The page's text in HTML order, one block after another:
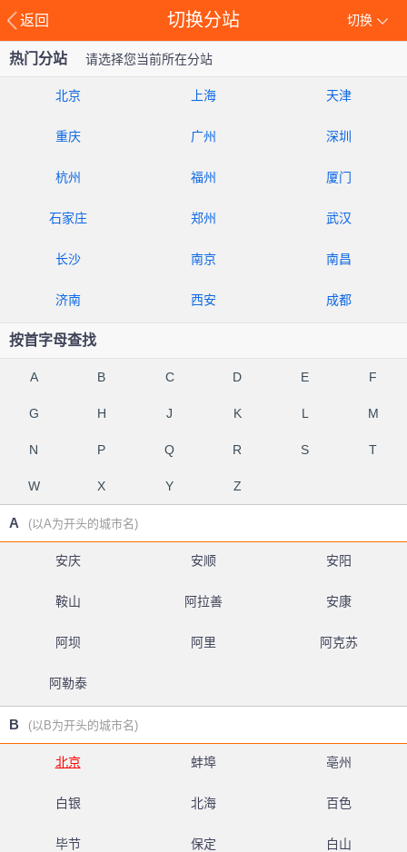
返回 切换
切换分站
热门分站 请选择您当前所在分站
北京 上海 天津
重庆 广州 深圳
杭州 福州 厦门
石家庄 郑州 武汉
长沙 南京 南昌
济南 西安 成都
按首字母查找
A B C D E F
G H J K L M
N P Q R S T
W X Y Z
A (以A为开头的城市名)
安庆 安顺 安阳
鞍山 阿拉善 安康
阿坝 阿里 阿克苏
阿勒泰
B (以B为开头的城市名)
北京 蚌埠 亳州
白银 北海 百色
毕节 保定 白山